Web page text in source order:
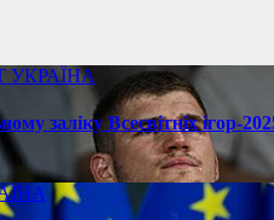
УКРАЇНА
заліку Всесвітніх ігор-